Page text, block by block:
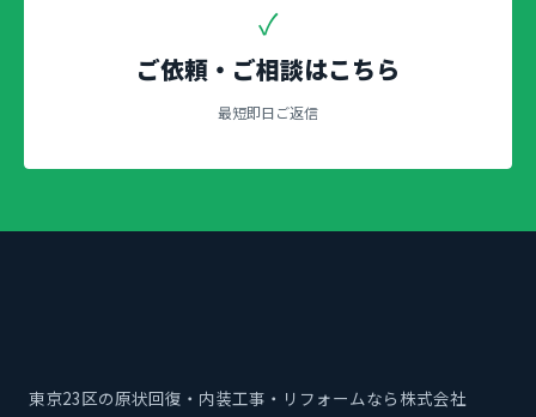
✓
ご依頼・ご相談はこちら
最短即日ご返信
東京23区の原状回復・内装工事・リフォームなら株式会社